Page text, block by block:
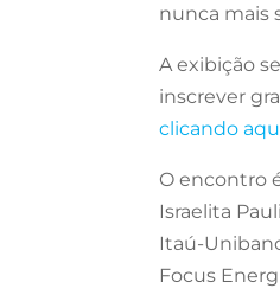
nunca mais
A exibição
inscrever
clicando
O encontro
Israelita
Itaú-
Focus